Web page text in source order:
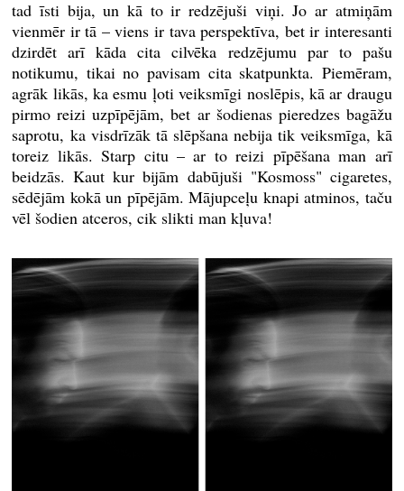
tad īsti bija, un kā to ir redzējuši viņi. Jo ar atmiņām
vienmēr ir tā – viens ir tava perspektīva, bet ir interesanti
dzirdēt arī kāda cita cilvēka redzējumu par to pašu
notikumu, tikai no pavisam cita skatpunkta. Piemēram,
agrāk likās, ka esmu ļoti veiksmīgi noslēpis, kā ar draugu
pirmo reizi uzpīpējām, bet ar šodienas pieredzes bagāžu
saprotu, ka visdrīzāk tā slēpšana nebija tik veiksmīga, kā
toreiz likās. Starp citu – ar to reizi pīpēšana man arī
beidzās. Kaut kur bijām dabūjuši "Kosmoss" cigaretes,
sēdējām kokā un pīpējām. Mājupceļu knapi atminos, taču
vēl šodien atceros, cik slikti man kļuva!